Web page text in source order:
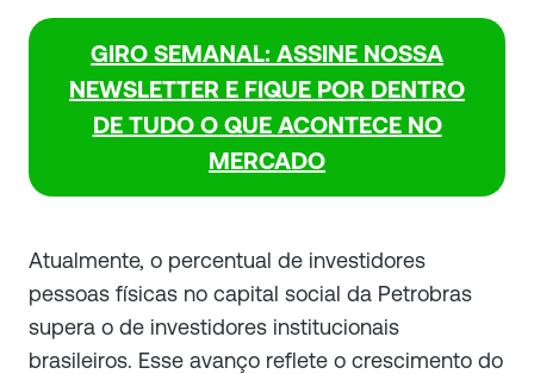
GIRO SEMANAL: ASSINE NOSSA
NEWSLETTER E FIQUE POR DENTRO
DE TUDO O QUE ACONTECE NO
MERCADO
Atualmente, o percentual de investidores
pessoas físicas no capital social da Petrobras
supera o de investidores institucionais
brasileiros. Esse avanço reflete o crescimento do